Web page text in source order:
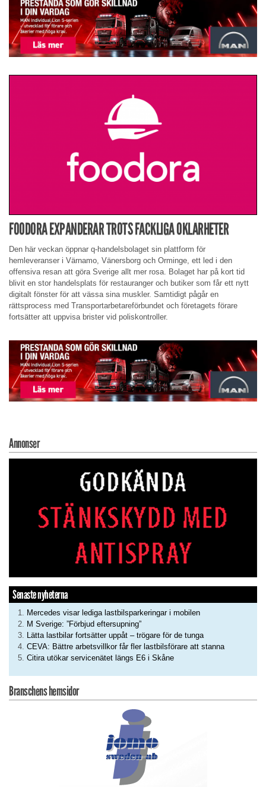
FOODORA EXPANDERAR TROTS FACKLIGA OKLARHETER
Den här veckan öppnar q-handelsbolaget sin plattform för
hemleveranser i Värnamo, Vänersborg och Orminge, ett led i den
offensiva resan att göra Sverige allt mer rosa. Bolaget har på kort tid
blivit en stor handelsplats för restauranger och butiker som får ett nytt
digitalt fönster för att vässa sina muskler. Samtidigt pågår en
rättsprocess med Transportarbetareförbundet och företagets förare
fortsätter att uppvisa brister vid poliskontroller.
Annonser
Senaste nyheterna
Mercedes visar lediga lastbilsparkeringar i mobilen
M Sverige: ”Förbjud eftersupning”
Lätta lastbilar fortsätter uppåt – trögare för de tunga
CEVA: Bättre arbetsvillkor får fler lastbilsförare att stanna
Citira utökar servicenätet längs E6 i Skåne
Branschens hemsidor